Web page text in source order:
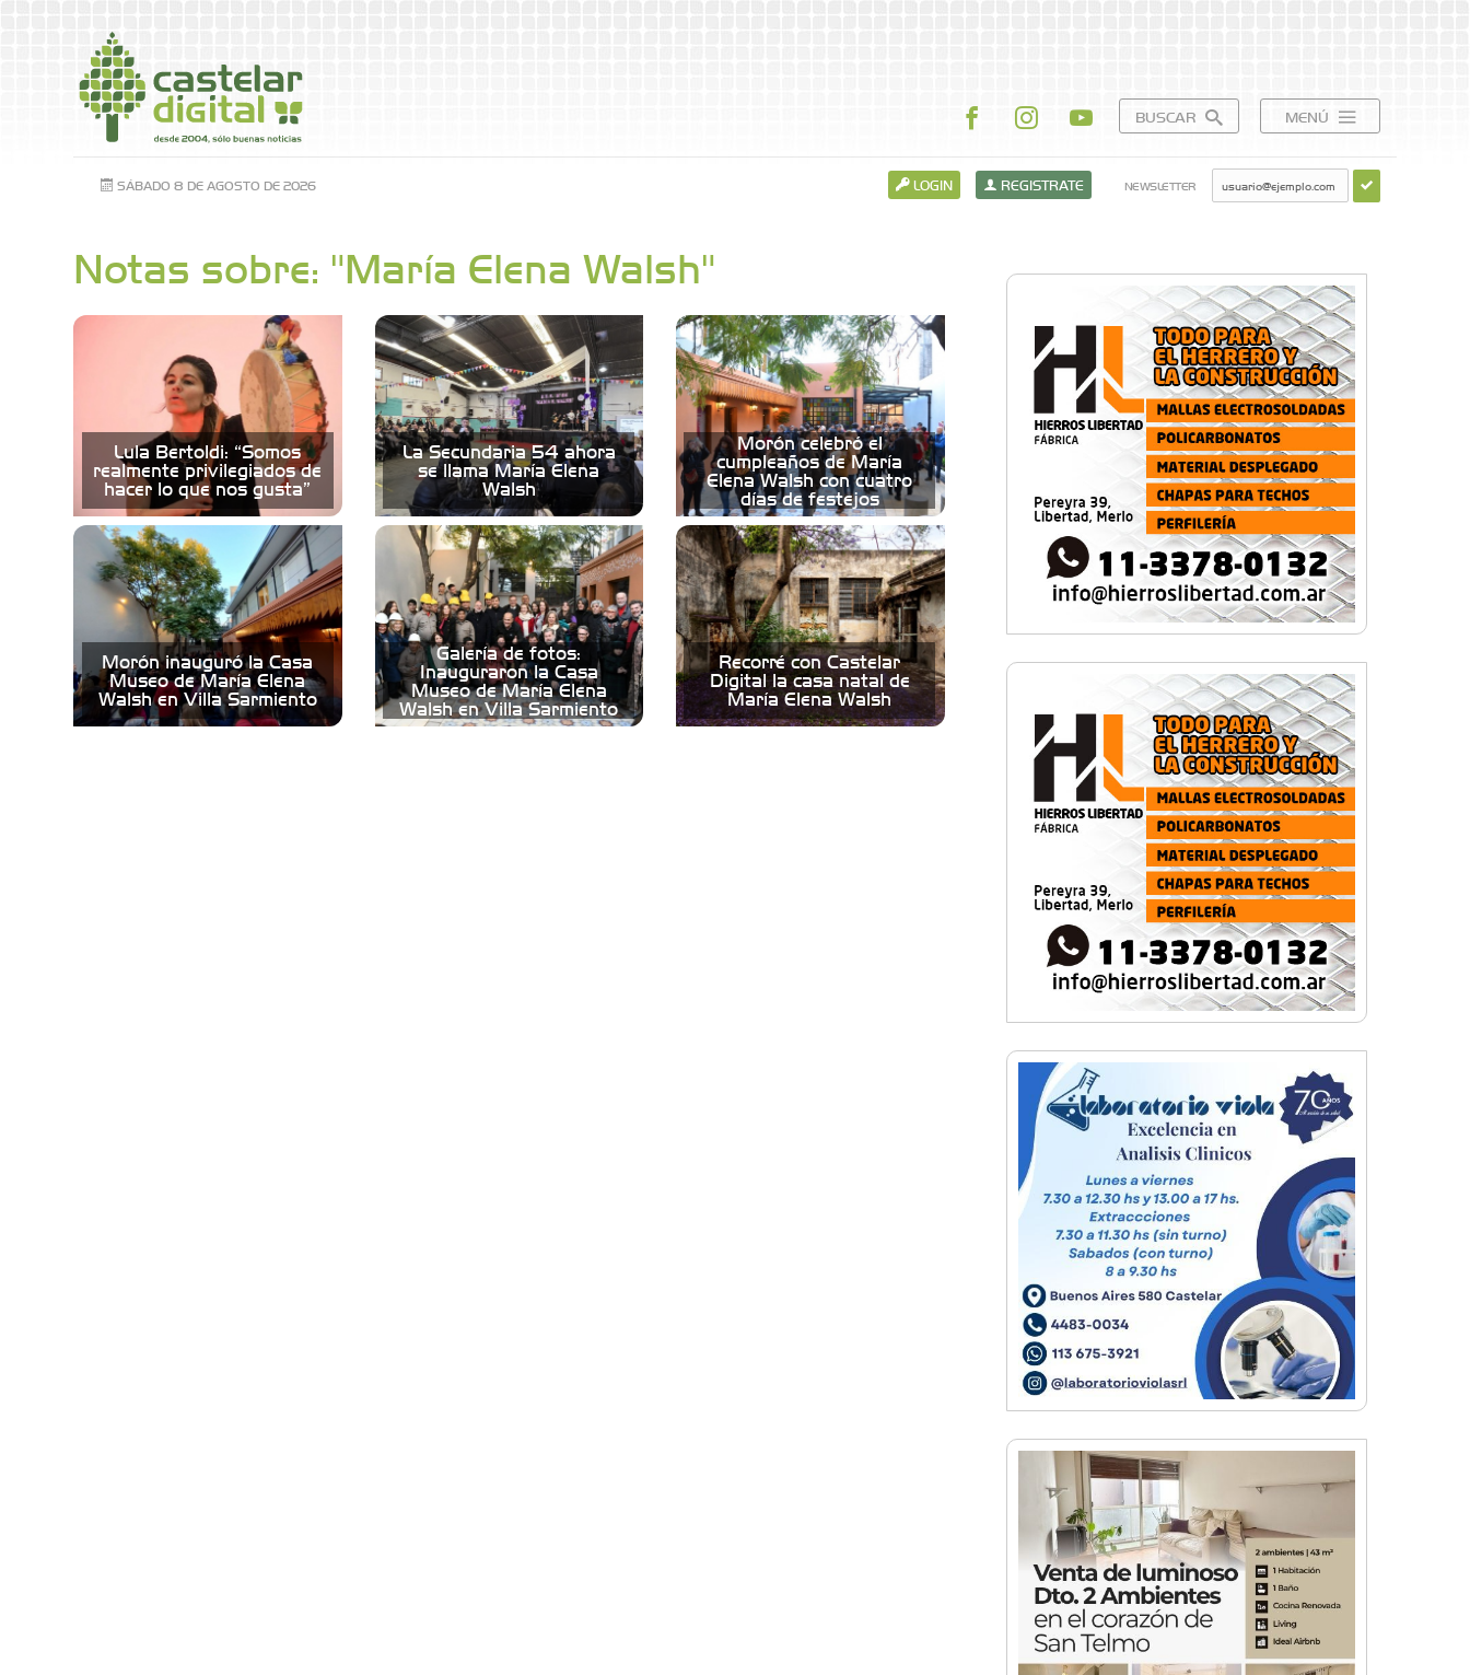
BUSCAR MENÚ
SÁBADO 8 DE AGOSTO DE 2026 LOGIN REGISTRATE NEWSLETTER
Notas sobre: "María Elena Walsh"
Lula Bertoldi: “Somos
realmente privilegiados de
hacer lo que nos gusta”
La Secundaria 54 ahora
se llama María Elena
Walsh
Morón celebró el
cumpleaños de María
Elena Walsh con cuatro
días de festejos
Morón inauguró la Casa
Museo de María Elena
Walsh en Villa Sarmiento
Galería de fotos:
Inauguraron la Casa
Museo de María Elena
Walsh en Villa Sarmiento
Recorré con Castelar
Digital la casa natal de
María Elena Walsh